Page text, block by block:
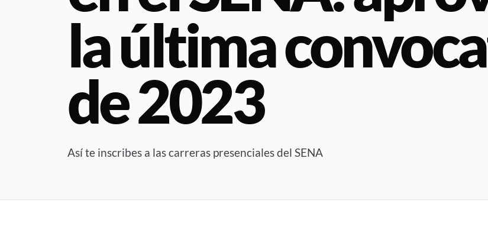
la última
de 2023
Así te inscribes a las carreras presenciales del SENA